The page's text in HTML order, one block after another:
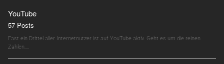
YouTube
57 Posts
Fast ein Drittel aller Internetnutzer ist auf YouTube aktiv. Geht es um die reinen
Zahlen,…